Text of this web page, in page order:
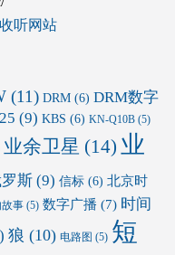
听网站
(11) DRM(6) DRM数字
(9) KBS (6) KN-Q10B(5)
业余卫星 (14) 业
斯(9) 信标(6) 北京时
事(5) 数字广播 (7) 时间
狼 (10) 电路图 (5) 短